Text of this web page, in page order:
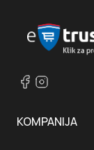
KOMPANIJA